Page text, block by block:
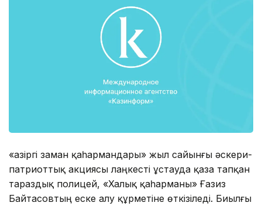
«Қазіргі заман қаһармандары» жыл сайынғы әскери-
патриоттық акциясы лаңкесті ұстауда қаза тапқан
тараздық полицей, «Халық қаһарманы» Ғазиз
Байтасовтың еске алу құрметіне өткізіледі. Биылғы